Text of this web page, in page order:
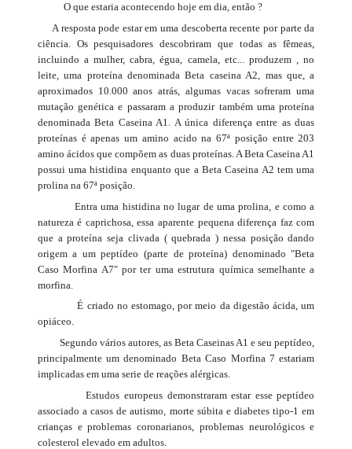
O que estaria acontecendo hoje em dia, então ?
A resposta pode estar em uma descoberta recente por parte da
ciência. Os pesquisadores descobriram que todas as fêmeas,
incluindo a mulher, cabra, égua, camela, etc... produzem , no
leite, uma proteína denominada Beta caseina A2, mas que, a
aproximados 10.000 anos atrás, algumas vacas sofreram uma
mutação genética e passaram a produzir também uma proteína
denominada Beta Caseina A1. A única diferença entre as duas
proteínas é apenas um amino acido na 67ª posição entre 203
amino ácidos que compõem as duas proteínas. A Beta Caseina A1
possui uma histidina enquanto que a Beta Caseina A2 tem uma
prolina na 67ª posição.
Entra uma histidina no lugar de uma prolina, e como a
natureza é caprichosa, essa aparente pequena diferença faz com
que a proteína seja clivada ( quebrada ) nessa posição dando
origem a um peptídeo (parte de proteína) denominado "Beta
Caso Morfina A7" por ter uma estrutura química semelhante a
morfina.
É criado no estomago, por meio da digestão ácida, um
opiáceo.
Segundo vários autores, as Beta Caseinas A1 e seu peptídeo,
principalmente um denominado Beta Caso Morfina 7 estariam
implicadas em uma serie de reações alérgicas.
Estudos europeus demonstraram estar esse peptídeo
associado a casos de autismo, morte súbita e diabetes tipo-1 em
crianças e problemas coronarianos, problemas neurológicos e
colesterol elevado em adultos.